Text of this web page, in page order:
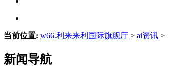
当前位置: w66.利来来利国际旗舰厅 > ai资讯 >
新闻导航